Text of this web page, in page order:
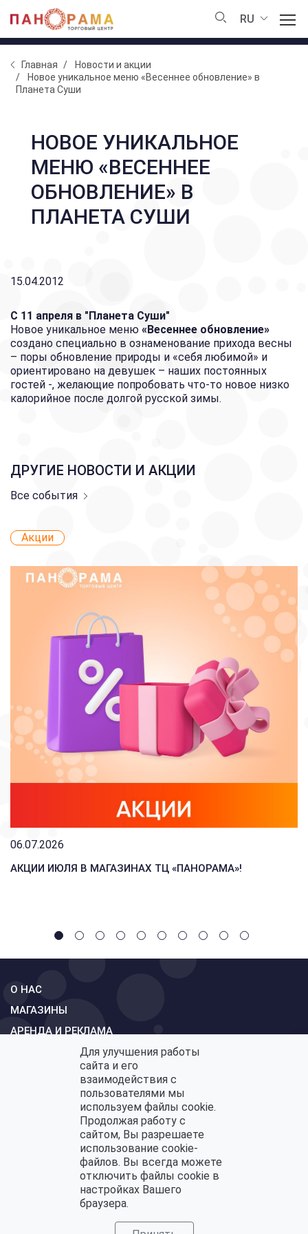
RU
Главная
Новости и акции
Новое уникальное меню «Весеннее обновление» в
Планета Суши
НОВОЕ УНИКАЛЬНОЕ
МЕНЮ «ВЕСЕННЕЕ
ОБНОВЛЕНИЕ» В
ПЛАНЕТА СУШИ
15.04.2012
С 11 апреля в "Планета Суши"
Новое уникальное меню «Весеннее обновление»
создано специально в ознаменование прихода весны
– поры обновление природы и «себя любимой» и
ориентировано на девушек – наших постоянных
гостей -, желающие попробовать что-то новое низко
калорийное после долгой русской зимы.
ДРУГИЕ НОВОСТИ И АКЦИИ
Все события
Акции
06.07.2026
АКЦИИ ИЮЛЯ В МАГАЗИНАХ ТЦ «ПАНОРАМА»!
О НАС
МАГАЗИНЫ
АРЕНДА И РЕКЛАМА
ОБРАТНАЯ СВЯЗЬ
Политика конфиденциальности
Политика по обработке персональных данных
Для улучшения работы
сайта и его
взаимодействия с
пользователями мы
используем файлы cookie.
Продолжая работу с
сайтом, Вы разрешаете
использование cookie-
файлов. Вы всегда можете
отключить файлы cookie в
настройках Вашего
браузера.